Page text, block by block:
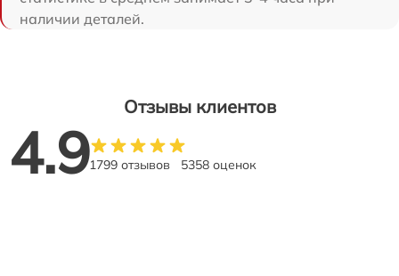
наличии деталей.
Отзывы клиентов
4.91799 отзывов 5358 оценок